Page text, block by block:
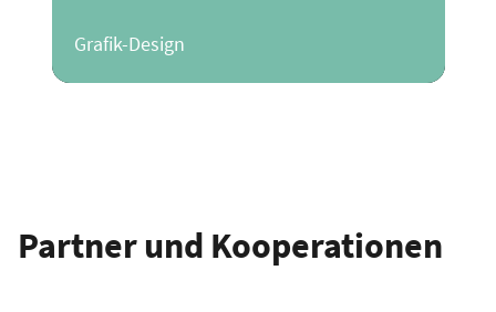
Grafik-Design
Partner und Kooperationen